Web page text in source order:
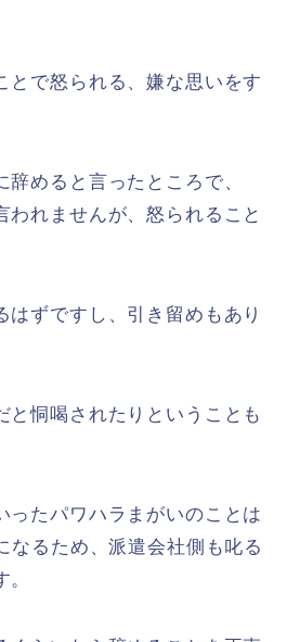
とで怒られる、嫌な思いをす
めると言ったところで、
われませんが、怒られること
はずですし、引き留めもあり
と恫喝されたりということも
ったパワハラまがいのことは
なるため、派遣会社側も叱る